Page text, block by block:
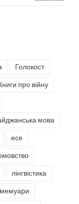
Голокост
про війну
мова
есе
лінгвістика
мемуари